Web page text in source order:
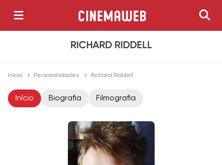
RICHARD RIDDELL
Início Personalidades Richard Riddell
Início Biografia Filmografia